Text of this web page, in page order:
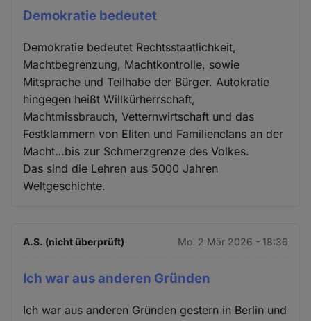
Demokratie bedeutet
Demokratie bedeutet Rechtsstaatlichkeit,
Machtbegrenzung, Machtkontrolle, sowie
Mitsprache und Teilhabe der Bürger. Autokratie
hingegen heißt Willkürherrschaft,
Machtmissbrauch, Vetternwirtschaft und das
Festklammern von Eliten und Familienclans an der
Macht…bis zur Schmerzgrenze des Volkes.
Das sind die Lehren aus 5000 Jahren
Weltgeschichte.
A.S. (nicht überprüft) Mo. 2 Mär 2026 - 18:36
Ich war aus anderen Gründen
Ich war aus anderen Gründen gestern in Berlin und